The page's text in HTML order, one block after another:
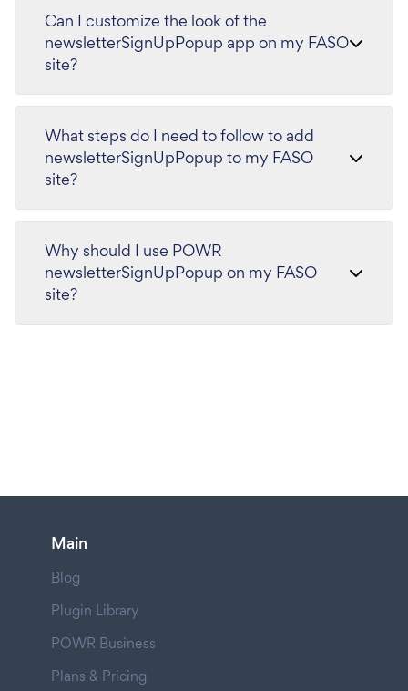
Can I customize the look of the
newsletterSignUpPopup app on my FASO
site?
What steps do I need to follow to add
newsletterSignUpPopup to my FASO
site?
Why should I use POWR
newsletterSignUpPopup on my FASO
site?
Main
Blog
Plugin Library
POWR Business
Plans & Pricing